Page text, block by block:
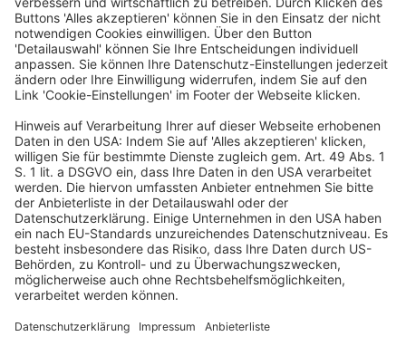
2. Hat der Arbeitnehmer zur Erforderlichkeit von
Umkleidezeiten dargelegt, welche Kleidungsstücke er
an- und abzulegen hat und wie viel Zeit er jeweils für
den Umkleidevorgang benötigt, handelt das Gericht
ermessensfehlerhaft, wenn es anstatt den
angebotenen Beweis zu erheben, unmittelbar eine
Schätzung vornimmt (Rn. 51).
3. Gegen eine Schätzung der Umkleidezeit im
„Selbstversuch“ durch den Kammervorsitzenden des
Arbeitsgerichts/Landesarbeitsgerichts außerhalb der
mündlichen Verhandlung bestehen grundsätzliche
Bedenken, wenn der Umkleidevorgang nicht nach
§
357 Abs. 1 ZPOparteiöffentlich erfolgt und die Parteien
damit keine Möglichkeit haben, den Selbstversuch zu
beobachten und zu den Ausgangsbedingungen Stellung
zu nehmen (Rn. 53).